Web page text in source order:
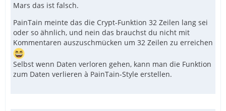
Mars das ist falsch.
PainTain meinte das die Crypt-Funktion 32 Zeilen lang sei
oder so ähnlich, und nein das brauchst du nicht mit
Kommentaren auszuschmücken um 32 Zeilen zu erreichen
Selbst wenn Daten verloren gehen, kann man die Funktion
zum Daten verlieren à PainTain-Style erstellen.